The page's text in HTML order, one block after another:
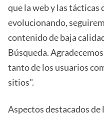
que la web y las tácticas
evolucionando,
contenido de baja
Búsqueda.
tanto de los usuarios
sitios".
Aspectos destacados